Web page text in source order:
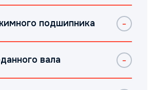
подшипника
вала